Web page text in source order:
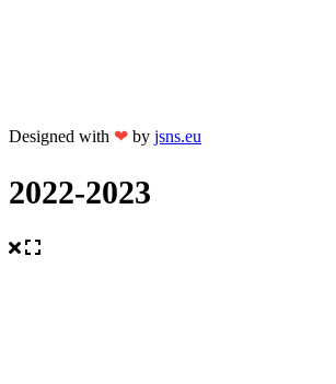
Designed with ❤ by jsns.eu
2022-2023